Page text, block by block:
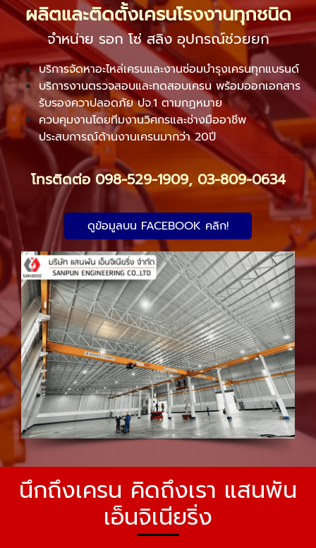
ผลิตและติดตั้งเครนโรงงานทุกชนิด
จำหน่าย รอก โซ่ สลิง อุปกรณ์ช่วยยก
บริการจัดหาอะไหล่เครนและงานซ่อมบำรุงเครนทุกแบรนด์
บริการงานตรวจสอบและทดสอบเครน พร้อมออกเอกสาร
รับรองควาปลอดภัย ปจ.1 ตามกฏหมาย
ควบคุมงานโดยทีมงานวิศกรและช่างมืออาชีพ
ประสบการณ์ด้านงานเครนมากว่า 20ปี
โทรติดต่อ 098-529-1909, 03-809-0634
ดูข้อมูลบน FACEBOOK คลิก!
นึกถึงเครน คิดถึงเรา แสนพัน
เอ็นจิเนียริ่ง